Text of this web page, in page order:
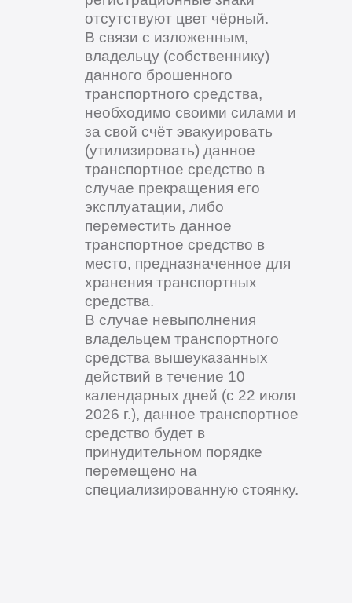
отсутствуют цвет чёрный.
В связи с изложенным,
владельцу (собственнику)
данного брошенного
транспортного средства,
необходимо своими силами и
за свой счёт эвакуировать
(утилизировать) данное
транспортное средство в
случае прекращения его
эксплуатации, либо
переместить данное
транспортное средство в
место, предназначенное для
хранения транспортных
средства.
В случае невыполнения
владельцем транспортного
средства вышеуказанных
действий в течение 10
календарных дней (с 22 июля
2026 г.), данное транспортное
средство будет в
принудительном порядке
перемещено на
специализированную стоянку.